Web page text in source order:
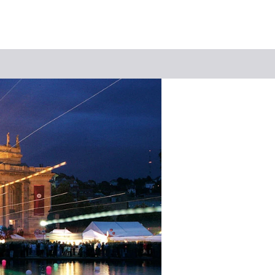
Suchbegriff
Das könnte Sie interessieren
Stadtführungen
Events & Tickets
Ausflugsziele
Erlebnisse
Wein
Radfahren
Wandern